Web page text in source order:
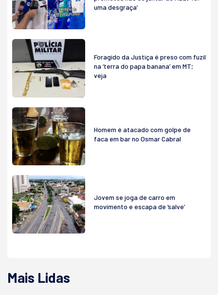
uma desgraça’
Foragido da Justiça é preso com fuzil
na ‘terra do papa banana’ em MT;
veja
Homem é atacado com golpe de
faca em bar no Osmar Cabral
Jovem se joga de carro em
movimento e escapa de ‘salve’
Mais Lidas